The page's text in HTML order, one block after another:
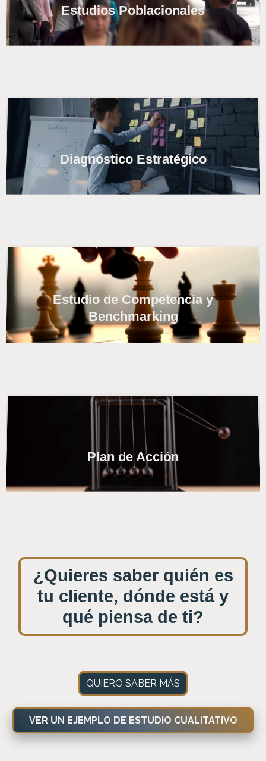
Estudios Poblacionales
Diagnóstico Estratégico
Estudio de Competencia y
Benchmarking
Plan de Acción
¿Quieres saber quién es
tu cliente, dónde está y
qué piensa de ti?
QUIERO SABER MÁS
VER UN EJEMPLO DE ESTUDIO CUALITATIVO